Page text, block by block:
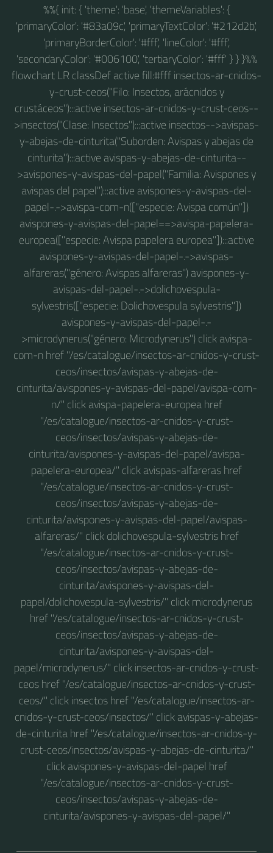
%%{ init: { 'theme': 'base', 'themeVariables': {
'primaryColor': '#83a09c', 'primaryTextColor': '#212d2b',
'primaryBorderColor': '#fff', 'lineColor': '#fff',
'secondaryColor': '#006100', 'tertiaryColor': '#fff' } } }%%
flowchart LR classDef active fill:#fff insectos-ar-cnidos-
y-crust-ceos("Filo: Insectos, arácnidos y
crustáceos"):::active insectos-ar-cnidos-y-crust-ceos--
>insectos("Clase: Insectos"):::active insectos-->avispas-
y-abejas-de-cinturita("Suborden: Avispas y abejas de
cinturita"):::active avispas-y-abejas-de-cinturita--
>avispones-y-avispas-del-papel("Familia: Avispones y
avispas del papel"):::active avispones-y-avispas-del-
papel-.->avispa-com-n(["especie: Avispa común"])
avispones-y-avispas-del-papel==>avispa-papelera-
europea(["especie: Avispa papelera europea"]):::active
avispones-y-avispas-del-papel-.->avispas-
alfareras("género: Avispas alfareras") avispones-y-
avispas-del-papel-.->dolichovespula-
sylvestris(["especie: Dolichovespula sylvestris"])
avispones-y-avispas-del-papel-.-
>microdynerus("género: Microdynerus") click avispa-
com-n href "/es/catalogue/insectos-ar-cnidos-y-crust-
ceos/insectos/avispas-y-abejas-de-
cinturita/avispones-y-avispas-del-papel/avispa-com-
n/" click avispa-papelera-europea href
"/es/catalogue/insectos-ar-cnidos-y-crust-
ceos/insectos/avispas-y-abejas-de-
cinturita/avispones-y-avispas-del-papel/avispa-
papelera-europea/" click avispas-alfareras href
"/es/catalogue/insectos-ar-cnidos-y-crust-
ceos/insectos/avispas-y-abejas-de-
cinturita/avispones-y-avispas-del-papel/avispas-
alfareras/" click dolichovespula-sylvestris href
"/es/catalogue/insectos-ar-cnidos-y-crust-
ceos/insectos/avispas-y-abejas-de-
cinturita/avispones-y-avispas-del-
papel/dolichovespula-sylvestris/" click microdynerus
href "/es/catalogue/insectos-ar-cnidos-y-crust-
ceos/insectos/avispas-y-abejas-de-
cinturita/avispones-y-avispas-del-
papel/microdynerus/" click insectos-ar-cnidos-y-crust-
ceos href "/es/catalogue/insectos-ar-cnidos-y-crust-
ceos/" click insectos href "/es/catalogue/insectos-ar-
cnidos-y-crust-ceos/insectos/" click avispas-y-abejas-
de-cinturita href "/es/catalogue/insectos-ar-cnidos-y-
crust-ceos/insectos/avispas-y-abejas-de-cinturita/"
click avispones-y-avispas-del-papel href
"/es/catalogue/insectos-ar-cnidos-y-crust-
ceos/insectos/avispas-y-abejas-de-
cinturita/avispones-y-avispas-del-papel/"